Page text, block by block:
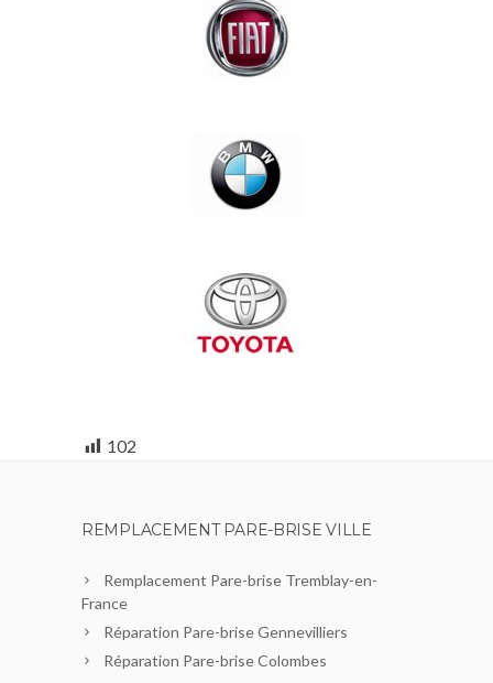
102
REMPLACEMENT PARE-BRISE VILLE
Remplacement Pare-brise Tremblay-en-
France
Réparation Pare-brise Gennevilliers
Réparation Pare-brise Colombes